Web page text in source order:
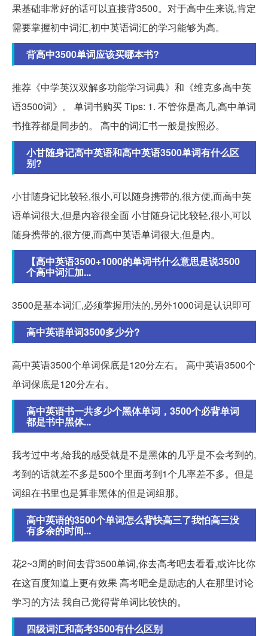
果基础非常好的话可以直接背3500。对于高中生来说,肯定
需要掌握初中词汇,初中英语词汇的学习能够为高。
背高中3500单词应该买哪本书?
推荐《中学英汉双解多功能学习词典》和《维克多高中英
语3500词》。 单词书购买 Tips: 1. 不管你是高几,高中单词
书推荐都是同步的。 高中的词汇书一般是按照必。
小甘随身记高中英语和高中英语3500单词有什么区
别?
小甘随身记比较轻,很小,可以随身携带的,很方便,而高中英
语单词很大,但是内容很全面 小甘随身记比较轻,很小,可以
随身携带的,很方便,而高中英语单词很大,但是内。
【高中英语3500+1000的单词书什么意思是说3500
个高中词汇加...
3500是基本词汇,必须掌握用法的,另外1000词是认识即可
高中英语单词3500多少分?
高中英语3500个单词保底是120分左右。 高中英语3500个
单词保底是120分左右。
高中英语书一共多少个黑体单词，3500个必背单词
都是书中黑体...
我考过中考,给我的感受就是不是黑体的几乎是不会考到的,
考到的话就差不多是500个里面考到1个几率差不多。但是
词组在书里也是算非黑体的但是词组那。
高中英语的3500个单词怎么背快高三了我怕高三没
有多余的时间...
花2~3周的时间去背3500单词,你去高考吧去看看,或许比你
在这百度知道上更有效果 高考吧全是励志的人在那里讨论
学习的方法 我自己觉得背单词比较快的。
四级词汇和高考3500有什么区别